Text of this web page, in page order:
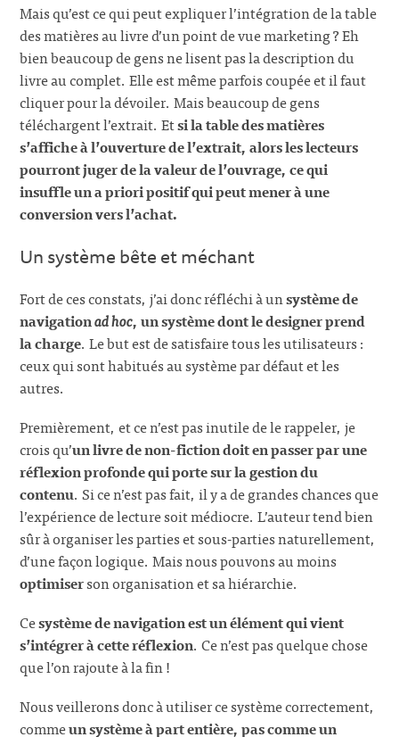
Mais qu’est ce qui peut expliquer l’intégration de la table
des matières au livre d’un point de vue marketing ? Eh
bien beaucoup de gens ne lisent pas la description du
livre au complet. Elle est même parfois coupée et il faut
cliquer pour la dévoiler. Mais beaucoup de gens
téléchargent l’extrait. Etsi la table des matières
s’affiche à l’ouverture de l’extrait, alors les lecteurs
pourront juger de la valeur de l’ouvrage, ce qui
insuffle un a priori positif qui peut mener à une
conversion vers l’achat.
Un système bête et méchant
Fort de ces constats, j’ai donc réfléchi à unsystème de
navigationad hoc, un système dont le designer prend
la charge. Le but est de satisfaire tous les utilisateurs :
ceux qui sont habitués au système par défaut et les
autres.
Premièrement, et ce n’est pas inutile de le rappeler, je
crois qu’un livre de non-fiction doit en passer par une
réflexion profonde qui porte sur la gestion du
contenu. Si ce n’est pas fait, il y a de grandes chances que
l’expérience de lecture soit médiocre. L’auteur tend bien
sûr à organiser les parties et sous-parties naturellement,
d’une façon logique. Mais nous pouvons au moins
optimiserson organisation et sa hiérarchie.
Cesystème de navigation est un élément qui vient
s’intégrer à cette réflexion. Ce n’est pas quelque chose
que l’on rajoute à la fin !
Nous veillerons donc à utiliser ce système correctement,
commeun système à part entière, pas comme un